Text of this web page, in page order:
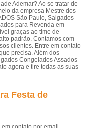
Ademar? Ao se tratar de
da empresa Mestre dos
São Paulo, Salgados
para Revenda em
graças ao time de
padrão. Contamos com
clientes. Entre em contato
precisa. Além dos
Congelados Assados
agora e tire todas as suas
Festa de
em contato por email.